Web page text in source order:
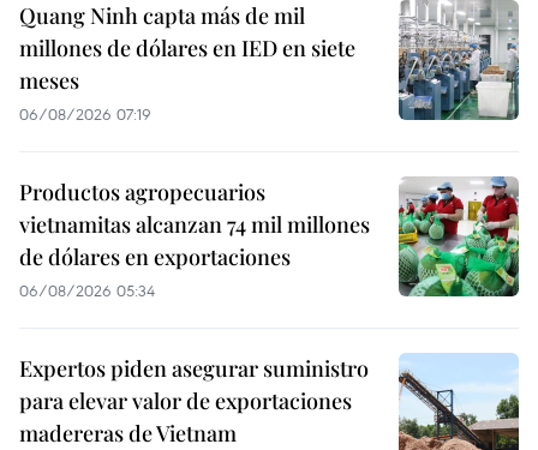
Quang Ninh capta más de mil
millones de dólares en IED en siete
meses
06/08/2026 07:19
Productos agropecuarios
vietnamitas alcanzan 74 mil millones
de dólares en exportaciones
06/08/2026 05:34
Expertos piden asegurar suministro
para elevar valor de exportaciones
madereras de Vietnam